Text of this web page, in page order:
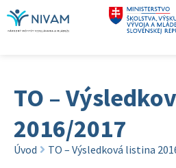
TO –
2016/2017
Úvod TO – Výsledková listina